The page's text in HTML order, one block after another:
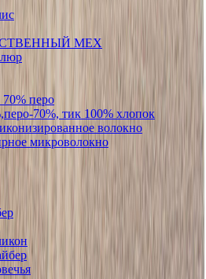
МЕХ
перо
70%, тик 100% хлопок
волокно
микроволокно